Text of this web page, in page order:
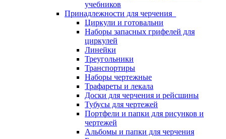
учебников
Принадлежности для черчения
Циркули и готовальни
Наборы запасных грифелей для
циркулей
Линейки
Треугольники
Транспортиры
Наборы чертежные
Трафареты и лекала
Доски для черчения и рейсшины
Тубусы для чертежей
Портфели и папки для рисунков и
чертежей
Альбомы и папки для черчения